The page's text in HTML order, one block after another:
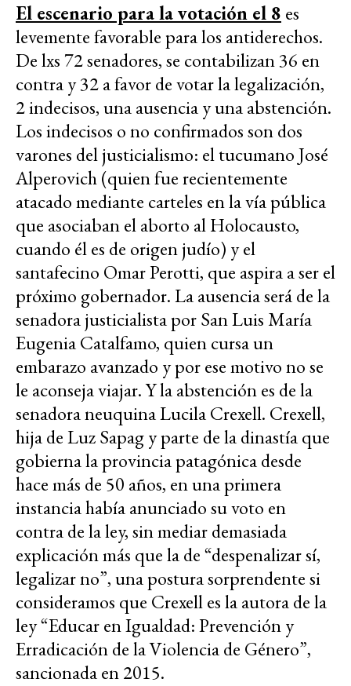
El escenario para la votación el 8 es
levemente favorable para los antiderechos.
De lxs 72 senadores, se contabilizan 36 en
contra y 32 a favor de votar la legalización,
2 indecisos, una ausencia y una abstención.
Los indecisos o no confirmados son dos
varones del justicialismo: el tucumano José
Alperovich (quien fue recientemente
atacado mediante carteles en la vía pública
que asociaban el aborto al Holocausto,
cuando él es de origen judío) y el
santafecino Omar Perotti, que aspira a ser el
próximo gobernador. La ausencia será de la
senadora justicialista por San Luis María
Eugenia Catalfamo, quien cursa un
embarazo avanzado y por ese motivo no se
le aconseja viajar. Y la abstención es de la
senadora neuquina Lucila Crexell. Crexell,
hija de Luz Sapag y parte de la dinastía que
gobierna la provincia patagónica desde
hace más de 50 años, en una primera
instancia había anunciado su voto en
contra de la ley, sin mediar demasiada
explicación más que la de “despenalizar sí,
legalizar no”, una postura sorprendente si
consideramos que Crexell es la autora de la
ley “Educar en Igualdad: Prevención y
Erradicación de la Violencia de Género”,
sancionada en 2015.